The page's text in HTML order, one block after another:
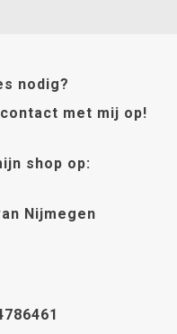
nodig?
met mij op!
shop op:
Nijmegen